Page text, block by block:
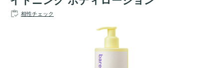
相性チェック